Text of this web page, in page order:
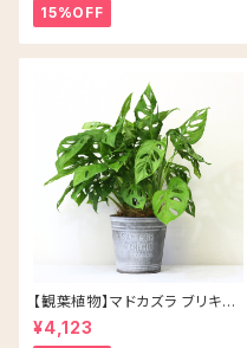
15%OFF
【観葉植物】マドカズラ ブリキ缶
5号 鉢カラー/シルバー
¥4,123